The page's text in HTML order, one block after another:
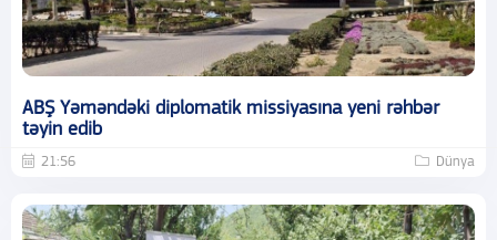
ABŞ Yəməndəki diplomatik missiyasına yeni rəhbər
təyin edib
21:56 Dünya